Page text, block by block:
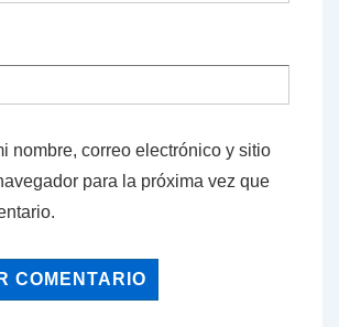
nombre, correo electrónico y sitio
para la próxima vez que